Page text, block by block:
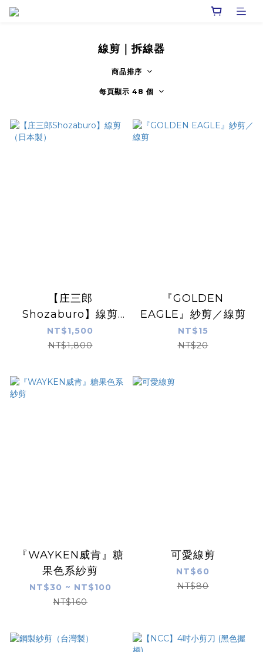
線剪｜拆線器
商品排序
每頁顯示 48 個
【庄三郎
Shozaburo】線剪
（日本製）
NT$1,500
NT$1,800
『GOLDEN
EAGLE』紗剪／線剪
NT$15
NT$20
『WAYKEN威肯』糖
果色系紗剪
NT$30 ~ NT$100
NT$160
可愛線剪
NT$60
NT$80